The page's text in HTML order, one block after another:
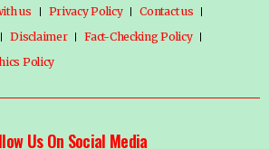
us Privacy Policy
Contact us
Disclaimer
Fact-Checking Policy
Policy
Us On Social Media